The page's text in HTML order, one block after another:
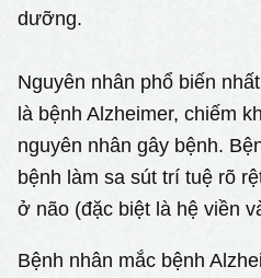
dưỡng.
Nguyên nhân phổ biến
là bệnh Alzheimer, chiếm
nguyên nhân gây bệnh.
bệnh làm sa sút trí tuệ rõ
ở não (đặc biệt là hệ viền
Bệnh nhân mắc bệnh